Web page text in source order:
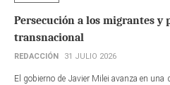
Persecución a los migrantes
transnacional
REDACCIÓN 31 JULIO 2026
El gobierno de Javier Milei avanza en una